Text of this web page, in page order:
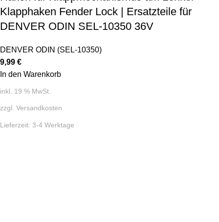
Klapphaken Fender Lock | Ersatzteile für
DENVER ODIN SEL-10350 36V
DENVER ODIN (SEL-10350)
9,99 €
In den Warenkorb
inkl. 19 % MwSt.
zzgl. Versandkosten
Lieferzeit: 3-4 Werktage